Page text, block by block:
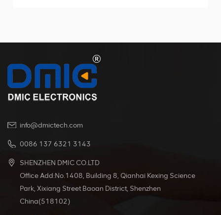
so Langlebigkeit und Zuverlässigkeit. Dieses
Produkt ist für einen maximalen Strom von 50 A und
eine Spannung von 600 V ausgelegt. Es hält einem
breiten Betriebstemperaturbereich von -20 °C bis
+125 °C stand und ist somit für verschiedene
info@dmictech.com
0086 137 6321 3143
SHENZHEN DMIC CO.LTD
Office Add:No.1408, Building 8, Qianhai Kexing Science
Park, Xixiang Street Baoan District, Shenzhen
China(518102)